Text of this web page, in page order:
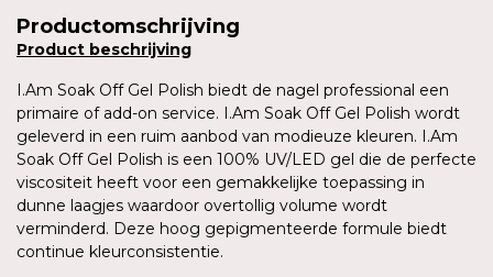
Productomschrijving
Product beschrijving
I.Am Soak Off Gel Polish biedt de nagel professional een
primaire of add-on service. I.Am Soak Off Gel Polish wordt
geleverd in een ruim aanbod van modieuze kleuren. I.Am
Soak Off Gel Polish is een 100% UV/LED gel die de perfecte
viscositeit heeft voor een gemakkelijke toepassing in
dunne laagjes waardoor overtollig volume wordt
verminderd. Deze hoog gepigmenteerde formule biedt
continue kleurconsistentie.